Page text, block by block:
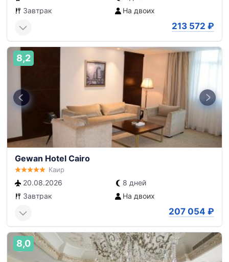
Завтрак
На двоих
213 572 ₽
8,2
Gewan Hotel Cairo
Каир
20.08.2026
8 дней
Завтрак
На двоих
207 054 ₽
8,0